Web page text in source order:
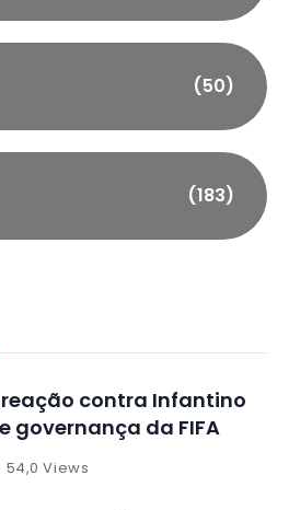
(50)
(183)
contra Infantino
governança da FIFA
54,0 Views